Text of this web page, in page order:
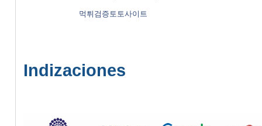
먹튀검증토토사이트
Indizaciones